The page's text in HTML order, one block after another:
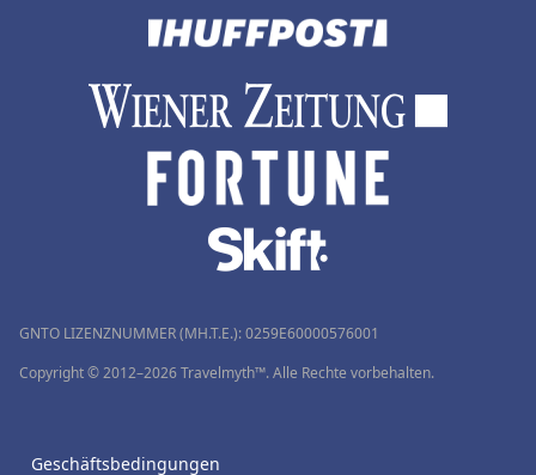
GNTO LIZENZNUMMER (MH.T.E.): 0259Ε60000576001
Copyright © 2012–2026 Travelmyth™. Alle Rechte vorbehalten.
Geschäftsbedingungen